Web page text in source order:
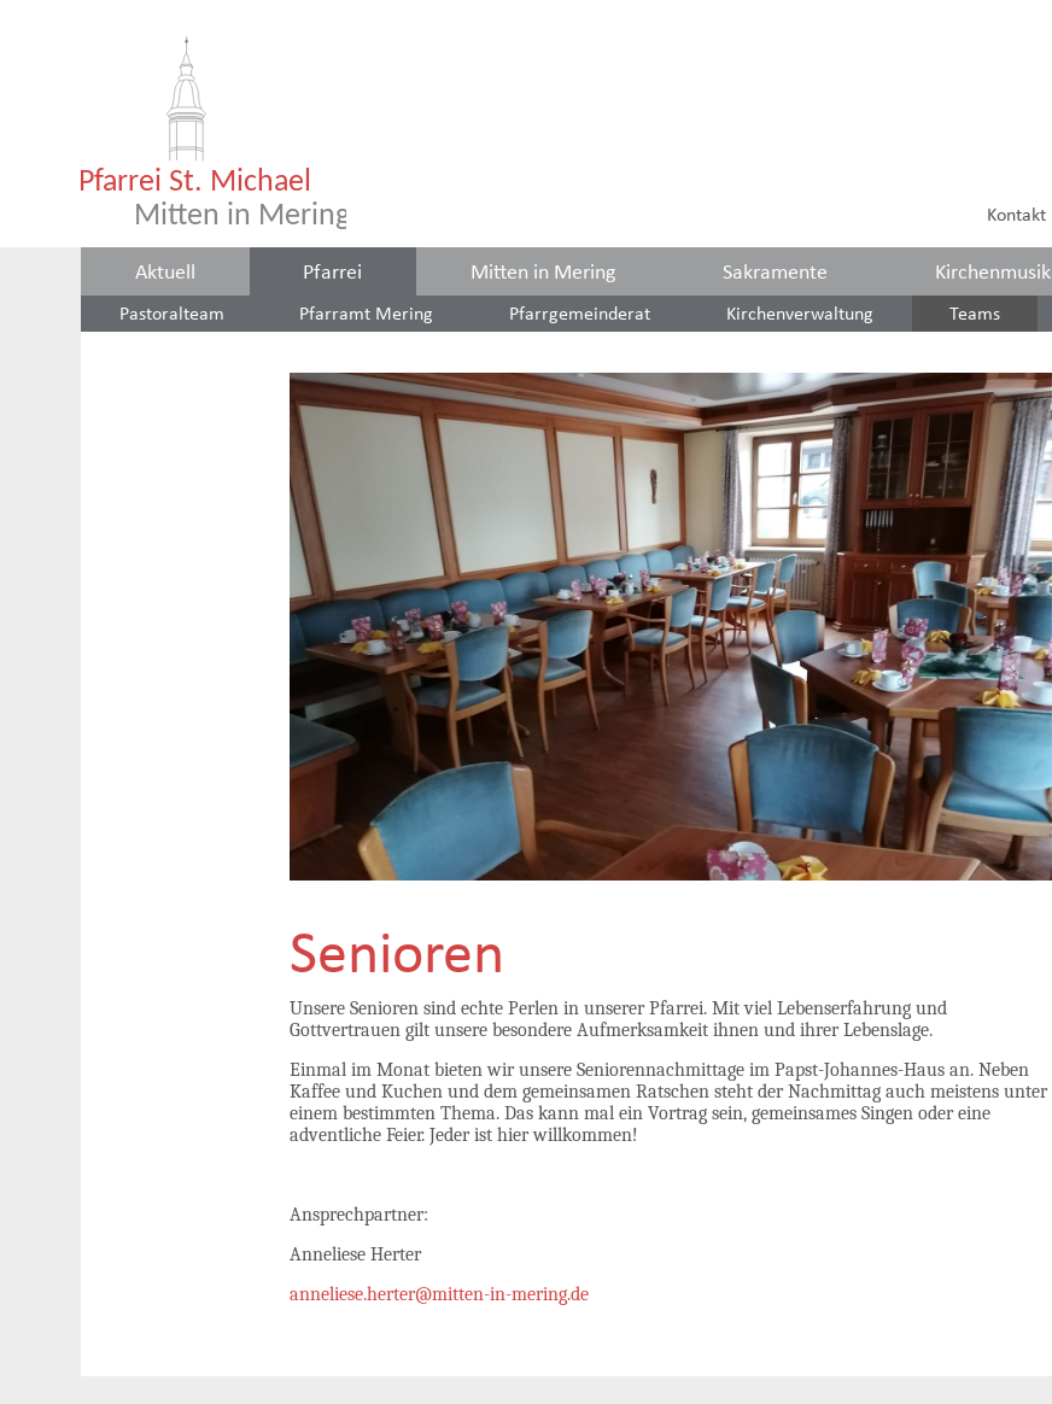
Kontakt
Aktuell Pfarrei Mitten in Mering Sakramente Kirchenmusik
Pastoralteam Pfarramt Mering Pfarrgemeinderat Kirchenverwaltung Teams
Senioren
Unsere Senioren sind echte Perlen in unserer Pfarrei. Mit viel Lebenserfahrung und
Gottvertrauen gilt unsere besondere Aufmerksamkeit ihnen und ihrer Lebenslage.
Einmal im Monat bieten wir unsere Seniorennachmittage im Papst-Johannes-Haus an. Neben
Kaffee und Kuchen und dem gemeinsamen Ratschen steht der Nachmittag auch meistens unter
einem bestimmten Thema. Das kann mal ein Vortrag sein, gemeinsames Singen oder eine
adventliche Feier. Jeder ist hier willkommen!
Ansprechpartner:
Anneliese Herter
anneliese.herter@mitten-in-mering.de